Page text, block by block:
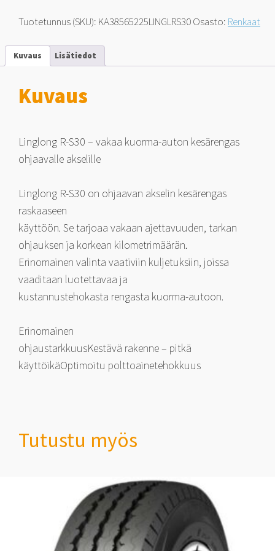
3PMSF
164
Tuotetunnus (SKU): KA38565225LINGLRS30Osasto: Renkaat
Kuvaus Lisätiedot
Kuvaus
Linglong R-S30 – vakaa kuorma-auton kesärengas
ohjaavalle akselille
Linglong R-S30 on ohjaavan akselin kesärengas
raskaaseen
käyttöön. Se tarjoaa vakaan ajettavuuden, tarkan
ohjauksen ja korkean kilometrimäärän.
Erinomainen valinta vaativiin kuljetuksiin, joissa
vaaditaan luotettavaa ja
kustannustehokasta rengasta kuorma-autoon.
Erinomainen
ohjaustarkkuusKestävä rakenne – pitkä
käyttöikäOptimoitu polttoainetehokkuus
Tutustu myös